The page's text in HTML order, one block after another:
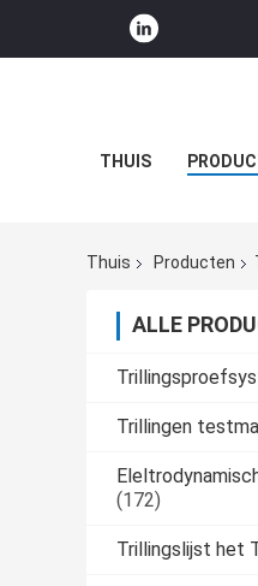
THUIS
Thuis Producten
ALLE
Trillingen
(172)
Trillingslijst het